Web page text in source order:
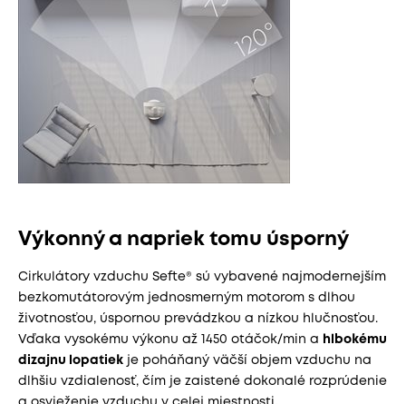
Výkonný a napriek tomu úsporný
Cirkulátory vzduchu Sefte® sú vybavené najmodernejším
bezkomutátorovým jednosmerným motorom s dlhou
životnosťou, úspornou prevádzkou a nízkou hlučnosťou.
Vďaka vysokému výkonu až 1450 otáčok/min a
hlbokému
dizajnu lopatiek je poháňaný väčší objem vzduchu na
dlhšiu vzdialenosť, čím je zaistené dokonalé rozprúdenie